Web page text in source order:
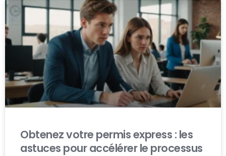
Obtenez votre permis express : les
astuces pour accélérer le processus